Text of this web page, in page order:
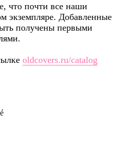
что почти все наши
экземпляре. Добавленные
получены первыми
oldcovers.ru/catalog